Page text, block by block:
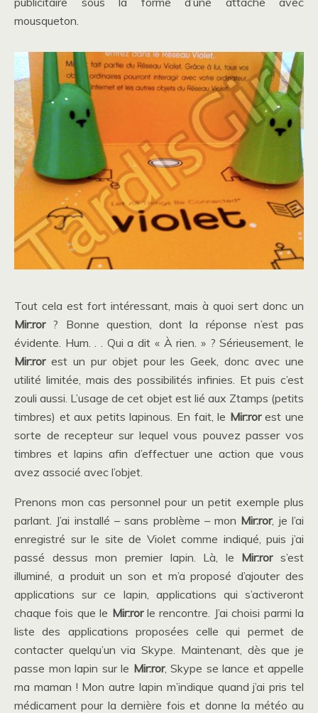
mousqueton.
Tout cela est fort intéressant, mais à quoi sert donc un
Mir:ror? Bonne question, dont la réponse n’est pas
évidente. Hum. . . Qui a dit « À rien. » ? Sérieusement, le
Mir:ror est un pur objet pour les Geek, donc avec une
utilité limitée, mais des possibilités infinies. Et puis c’est
zouli aussi. L’usage de cet objet est lié aux Ztamps (petits
timbres) et aux petits lapinous. En fait, le Mir:rorest une
sorte de recepteur sur lequel vous pouvez passer vos
timbres et lapins afin d’effectuer une action que vous
avez associé avec l’objet.
Prenons mon cas personnel pour un petit exemple plus
parlant. J’ai installé – sans problème – mon Mir:ror, je l’ai
enregistré sur le site de Violet comme indiqué, puis j’ai
passé dessus mon premier lapin. Là, le Mir:rors’est
illuminé, a produit un son et m’a proposé d’ajouter des
applications sur ce lapin, applications qui s’activeront
chaque fois que le Mir:rorle rencontre. J’ai choisi parmi la
liste des applications proposées celle qui permet de
contacter quelqu’un via Skype. Maintenant, dès que je
passe mon lapin sur le Mir:ror, Skype se lance et appelle
ma maman ! Mon autre lapin m’indique quand j’ai pris tel
médicament pour la dernière fois et donne la météo au